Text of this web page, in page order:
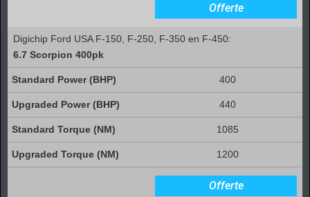
Offerte
Digichip Ford USA F-150, F-250, F-350 en F-450:
6.7 Scorpion 400pk
400
440
1085
1200
Offerte